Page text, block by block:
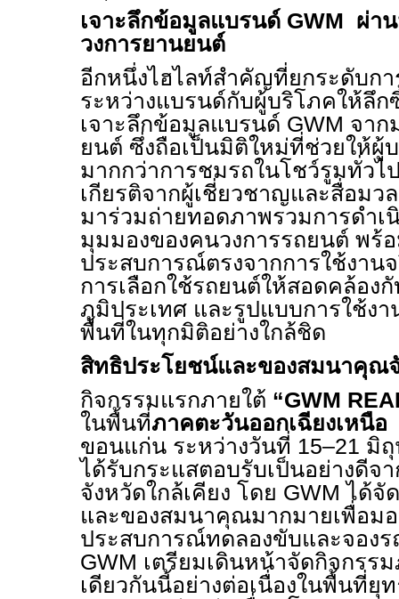
เจาะลึกข้อมูลแบรนด์ GWM ผ่า
วงการยานยนต์
อีกหนึ่งไฮไลท์สำคัญที่ยกระดับก
ระหว่างแบรนด์กับผู้บริโภคให้ลึก
เจาะลึกข้อมูลแบรนด์ GWM จาก
ยนต์ ซึ่งถือเป็นมิติใหม่ที่ช่วยให้ผู้
มากกว่าการชมรถในโชว์รูมทั่วไ
เกียรติจากผู้เชี่ยวชาญและสื่อม
มาร่วมถ่ายทอดภาพรวมการดำเ
มุมมองของคนวงการรถยนต์ พร้
ประสบการณ์ตรงจากการใช้งาน
การเลือกใช้รถยนต์ให้สอดคล้อง
ภูมิประเทศ และรูปแบบการใช้ง
พื้นที่ในทุกมิติอย่างใกล้ชิด
สิทธิประโยชน์และของสมนาคุณ
กิจกรรมแรกภายใต้ “GWM
ในพื้นที่ภาคตะวันออกเฉียงเหนือ
ขอนแก่น ระหว่างวันที่ 15–21 มิ
ได้รับกระแสตอบรับเป็นอย่างดีจ
จังหวัดใกล้เคียง โดย GWMได้จั
และของสมนาคุณมากมายเพื่อม
ประสบการณ์ทดลองขับและจอง
GWM เตรียมเดินหน้าจัดกิจกรร
เดียวกันนี้อย่างต่อเนื่องในพื้นที่ยุ